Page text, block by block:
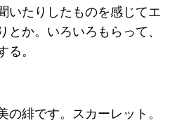
いたりしたものを感じてエ
とか。いろいろもらって、
る。
の緋です。スカーレット。